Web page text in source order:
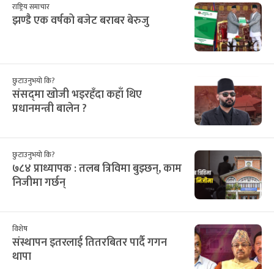
राष्ट्रिय समाचार
झण्डै एक वर्षको बजेट बराबर बेरुजु
छुटाउनुभयो कि?
संसद्‌मा खोजी भइरहँदा कहाँ थिए
प्रधानमन्त्री बालेन ?
छुटाउनुभयो कि?
७८४ प्राध्यापक : तलब त्रिविमा बुझ्छन्, काम
निजीमा गर्छन्
विशेष
संस्थापन इतरलाई तितरबितर पार्दै गगन
थापा